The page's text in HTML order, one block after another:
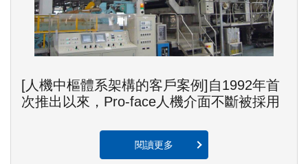
[人機中樞體系架構的客戶案例]自1992年首
次推出以來，Pro-face人機介面不斷被採用
閱讀更多